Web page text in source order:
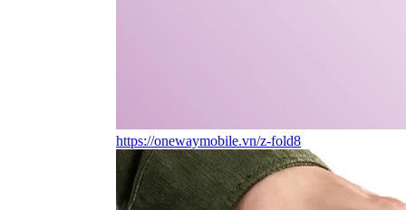
https://onewaymobile.vn/z-fold8